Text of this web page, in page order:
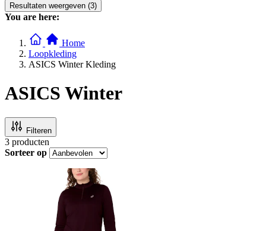
Resultaten weergeven (3)
You are here:
Home
Loopkleding
ASICS Winter Kleding
ASICS Winter
Filteren
3 producten
Sorteer op